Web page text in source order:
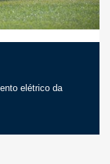
elétrico da